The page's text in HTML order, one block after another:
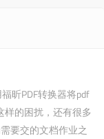
昕PDF转换器将pdf
的困扰，还有很多
要交的文档作业之